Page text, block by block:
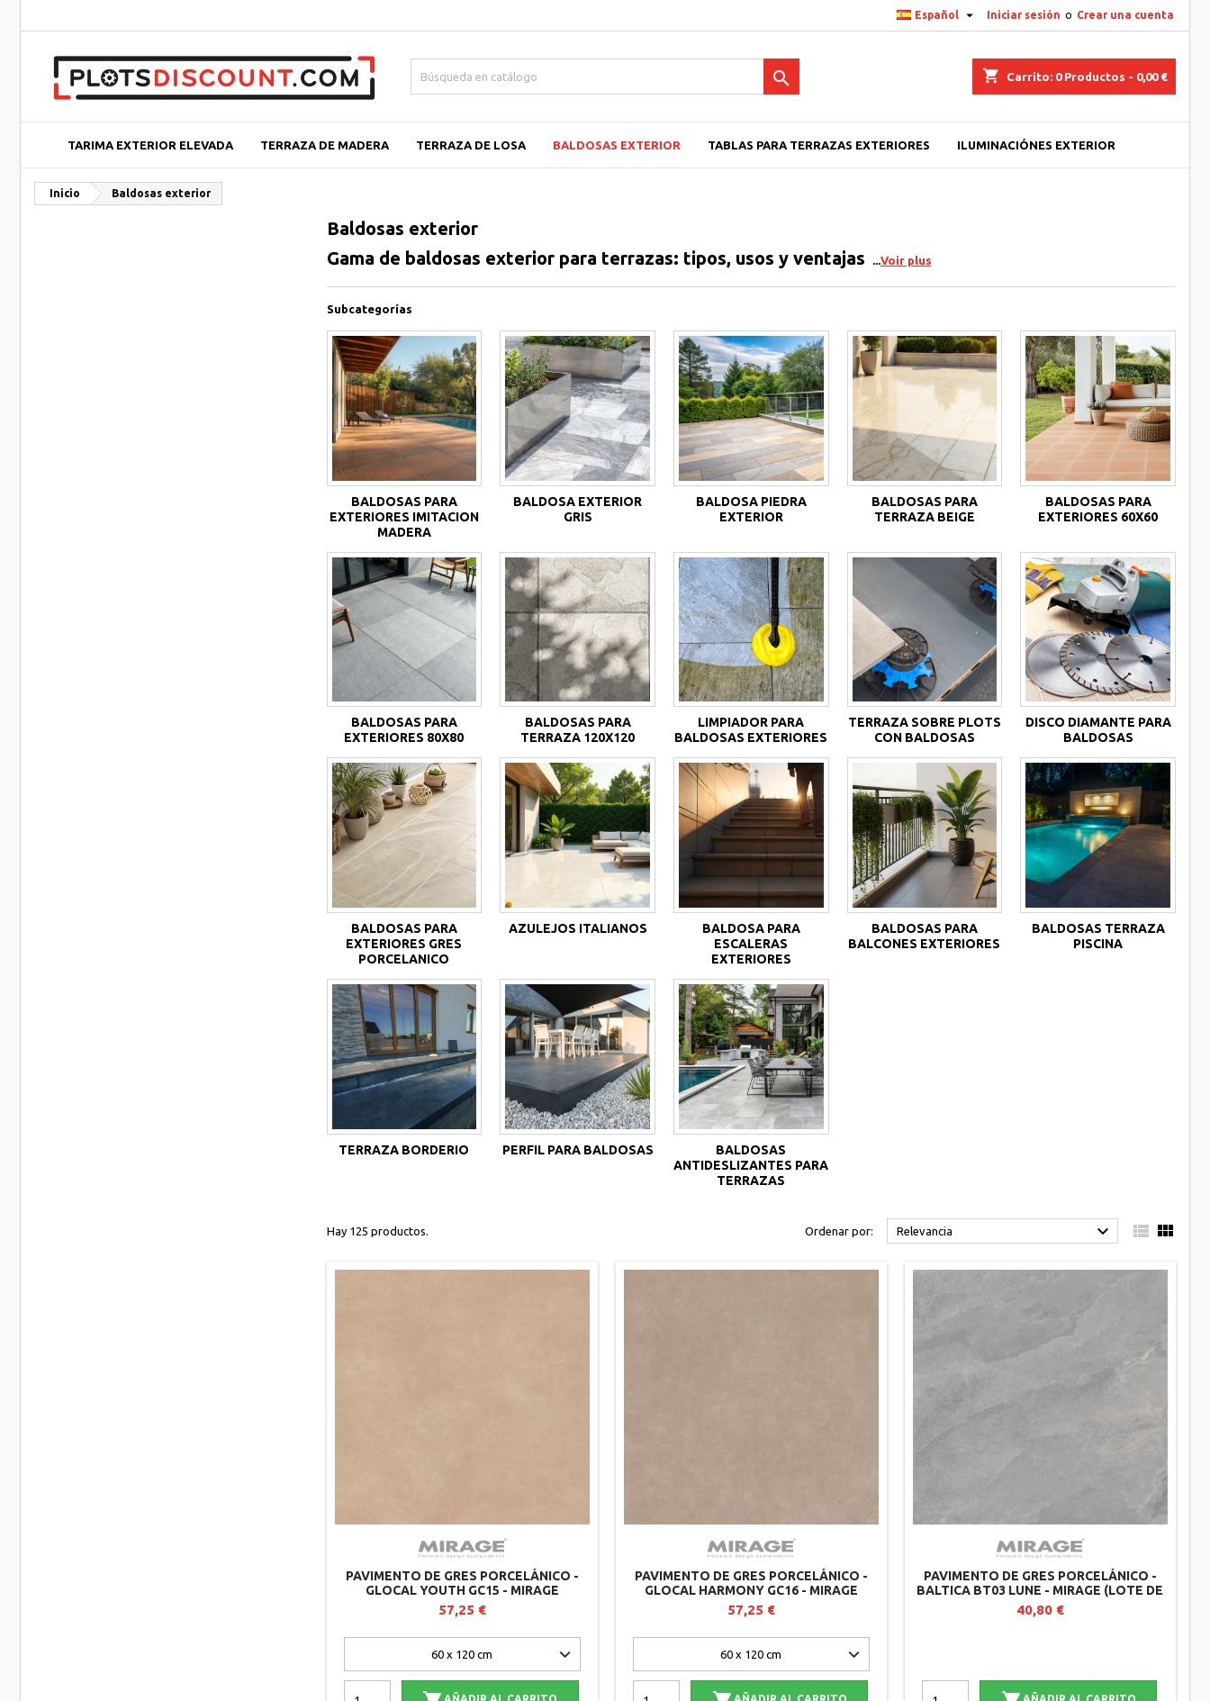
Iniciar sesión o Crear una cuenta
Español 
shopping_cart Carrito: 0Productos - 0,00 €

TARIMA EXTERIOR ELEVADA TERRAZA DE MADERA TERRAZA DE LOSA BALDOSAS EXTERIOR TABLAS PARA TERRAZAS EXTERIORES ILUMINACIÓNES EXTERIOR
Inicio Baldosas exterior
Baldosas exterior
Gama de baldosas exterior para terrazas: tipos, usos y ventajas
Voir plus
Subcategorías
BALDOSAS PARA
EXTERIORES IMITACION
MADERA
BALDOSA EXTERIOR
GRIS
BALDOSA PIEDRA
EXTERIOR
BALDOSAS PARA
TERRAZA BEIGE
BALDOSAS PARA
EXTERIORES 60X60
BALDOSAS PARA
EXTERIORES 80X80
BALDOSAS PARA
TERRAZA 120X120
LIMPIADOR PARA
BALDOSAS EXTERIORES
TERRAZA SOBRE PLOTS
CON BALDOSAS
DISCO DIAMANTE PARA
BALDOSAS
BALDOSAS PARA
EXTERIORES GRES
PORCELANICO
AZULEJOS ITALIANOS
BALDOSA PARA
ESCALERAS
EXTERIORES
BALDOSAS PARA
BALCONES EXTERIORES
BALDOSAS TERRAZA
PISCINA
TERRAZA BORDERIO PERFIL PARA BALDOSAS
BALDOSAS
ANTIDESLIZANTES PARA
TERRAZAS
Hay 125 productos. Ordenar por: Relevancia   
PAVIMENTO DE GRES PORCELÁNICO -
GLOCAL YOUTH GC15 - MIRAGE
57,25 €
PAVIMENTO DE GRES PORCELÁNICO -
GLOCAL HARMONY GC16 - MIRAGE
57,25 €
PAVIMENTO DE GRES PORCELÁNICO -
BALTICA BT03 LUNE - MIRAGE (LOTE DE
2)
40,80 €